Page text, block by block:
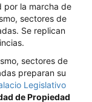
por la marcha de
sectores de
Se replican
sectores de
preparan su
Legislativo
de Propiedad